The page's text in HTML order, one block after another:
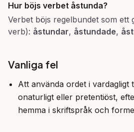
Hur böjs verbet åstunda?
Verbet böjs regelbundet som ett
verb): åstundar, åstundade,
Vanliga fel
Att använda ordet i vardagligt
onaturligt eller pretentiöst,
hemma i skriftspråk och